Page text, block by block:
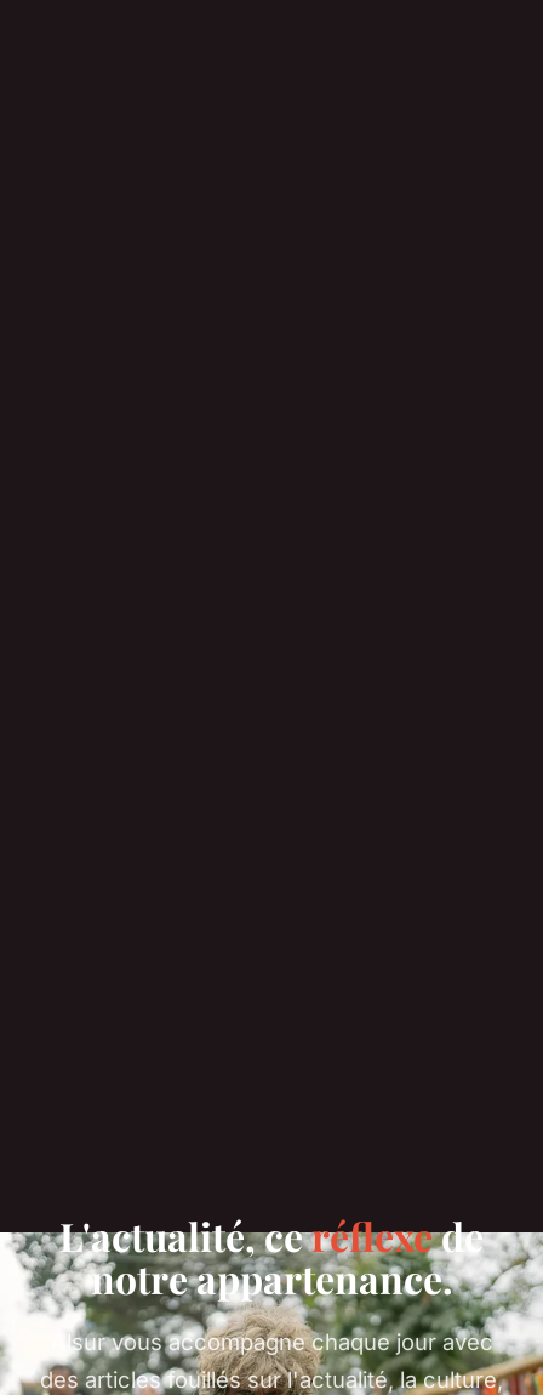
L'actualité, ceréflexede
notre appartenance.
Alsur vous accompagne chaque jour avec
des articles fouillés sur l'actualité, la culture,